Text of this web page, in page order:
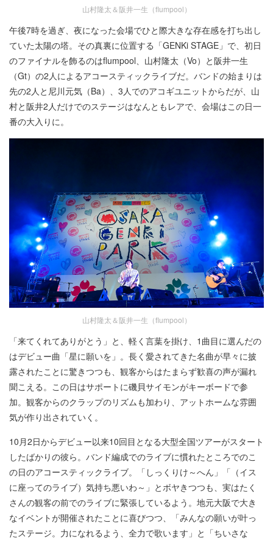
山村隆太＆阪井一生（flumpool）
午後7時を過ぎ、夜になった会場でひと際大きな存在感を打ち出し
ていた太陽の塔。その真裏に位置する「GENKi STAGE」で、初日
のファイナルを飾るのはflumpool、山村隆太（Vo）と阪井一生
（Gt）の2人によるアコースティックライブだ。バンドの始まりは
先の2人と尼川元気（Ba）、3人でのアコギユニットからだが、山
村と阪井2人だけでのステージはなんともレアで、会場はこの日一
番の大入りに。
山村隆太＆阪井一生（flumpool）
「来てくれてありがとう」と、軽く言葉を掛け、1曲目に選んだの
はデビュー曲「星に願いを」。長く愛されてきた名曲が早々に披
露されたことに驚きつつも、観客からはたまらず歓喜の声が漏れ
聞こえる。この日はサポートに磯貝サイモンがキーボードで参
加。観客からのクラップのリズムも加わり、アットホームな雰囲
気が作り出されていく。
10月2日からデビュー以来10回目となる大型全国ツアーがスタート
したばかりの彼ら。バンド編成でのライブに慣れたところでのこ
の日のアコースティックライブ。「しっくりけ～へん」「（イス
に座ってのライブ）気持ち悪いわ～」とボヤきつつも、実はたく
さんの観客の前でのライブに緊張しているよう。地元大阪で大き
なイベントが開催されたことに喜びつつ、「みんなの願いが叶っ
たステージ。力になれるよう、全力で歌います」と「ちいさな